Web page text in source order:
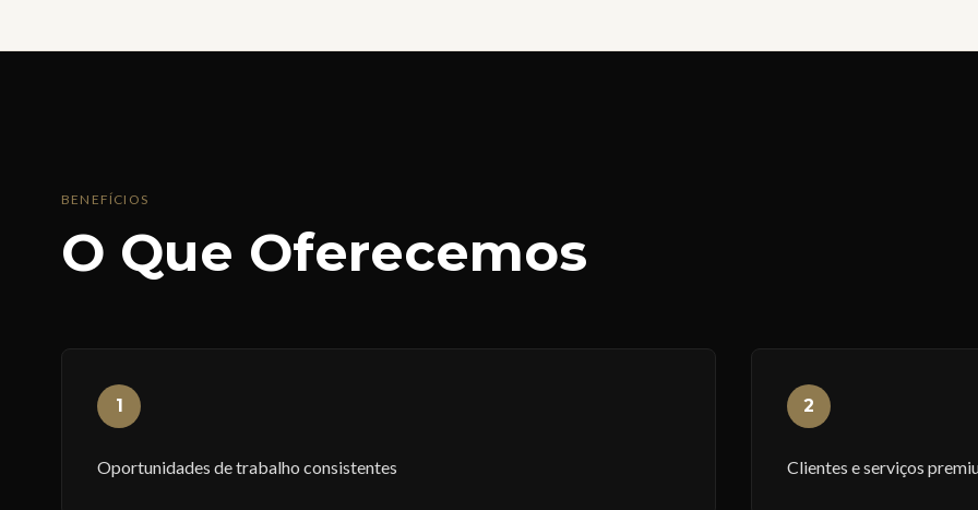
BENEFÍCIOS
O Que Oferecemos
1
Oportunidades de trabalho consistentes
2
Clientes e serviços